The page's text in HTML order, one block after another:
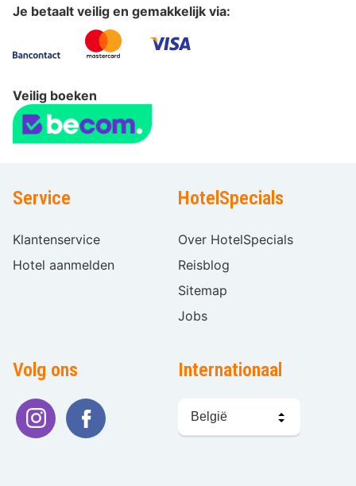
Je betaalt veilig en gemakkelijk via:
Veilig boeken
Service
Klantenservice
Hotel aanmelden
HotelSpecials
Over HotelSpecials
Reisblog
Sitemap
Jobs
Volg ons Internationaal
kiezen